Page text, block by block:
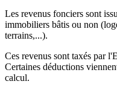
Les revenus fonciers sont
immobiliers bâtis ou non
terrains,...).
Ces revenus sont taxés par
Certaines déductions
calcul.